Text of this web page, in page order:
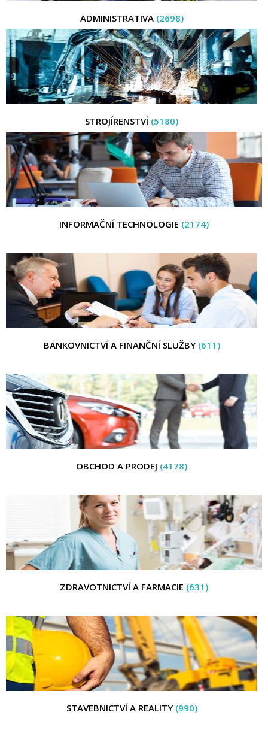
ADMINISTRATIVA (2698)
STROJÍRENSTVÍ (5180)
INFORMAČNÍ TECHNOLOGIE (2174)
BANKOVNICTVÍ A FINANČNÍ SLUŽBY (611)
OBCHOD A PRODEJ (4178)
ZDRAVOTNICTVÍ A FARMACIE (631)
STAVEBNICTVÍ A REALITY (990)